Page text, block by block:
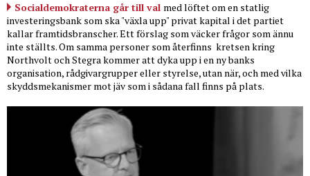
Socialdemokraterna går till val med löftet om en statlig
investeringsbank som ska "växla upp" privat kapital i det partiet
kallar framtidsbranscher. Ett förslag som väcker frågor som ännu
inte ställts. Om samma personer som återfinns kretsen kring
Northvolt och Stegra kommer att dyka upp i en ny banks
organisation, rådgivargrupper eller styrelse, utan när, och med vilka
skyddsmekanismer mot jäv som i sådana fall finns på plats.